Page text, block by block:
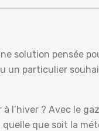
solution pensée
un particulier
l’hiver ? Avec le
que soit la